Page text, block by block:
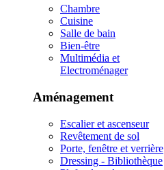
Chambre
Cuisine
Salle de bain
Bien-être
Multimédia et
Electroménager
Aménagement
Escalier et ascenseur
Revêtement de sol
Porte, fenêtre et verrière
Dressing - Bibliothèque